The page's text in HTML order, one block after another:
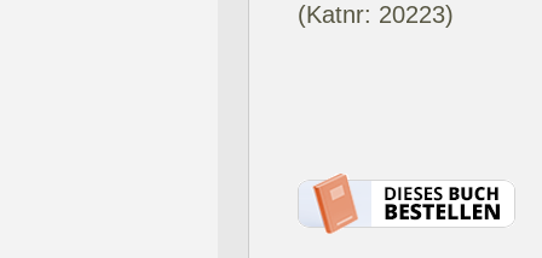
(Katnr: 20223)